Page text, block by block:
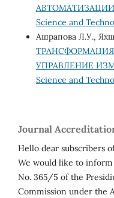
Science and
Ашрапова Л.У.,
УПРАВЛЕНИЕ
Science and
Journal
Hello dear subscribers
We would like to
No. 365/5 of the
Commission under the